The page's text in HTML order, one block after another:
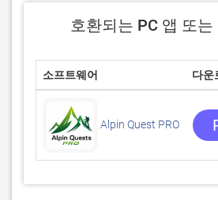
호환되는 PC 앱 또는
소프트웨어 다운
Alpin Quest PRO